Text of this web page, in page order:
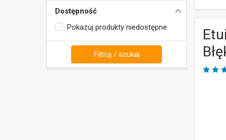
Dostępność
Pokazuj produkty niedostępne
Filtruj / szukaj